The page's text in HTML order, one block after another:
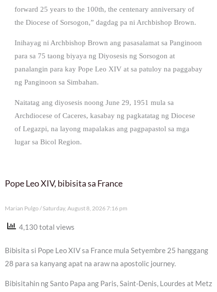
forward 25 years to the 100th, the centenary anniversary of
the Diocese of Sorsogon,” dagdag pa ni Archbishop Brown.
Inihayag ni Archbishop Brown ang pasasalamat sa Panginoon
para sa 75 taong biyaya ng Diyosesis ng Sorsogon at
panalangin para kay Pope Leo XIV at sa patuloy na paggabay
ng Panginoon sa Simbahan.
Naitatag ang diyosesis noong June 29, 1951 mula sa
Archdiocese of Caceres, kasabay ng pagkatatag ng Diocese
of Legazpi, na layong mapalakas ang pagpapastol sa mga
lugar sa Bicol Region.
Pope Leo XIV, bibisita sa France
Marian Pulgo Saturday, August 8, 2026 7:16 pm
4,130 total views
Bibisita si Pope Leo XIV sa France mula Setyembre 25 hanggang
28 para sa kanyang apat na araw na apostolic journey.
Bibisitahin ng Santo Papa ang Paris, Saint-Denis, Lourdes at Metz